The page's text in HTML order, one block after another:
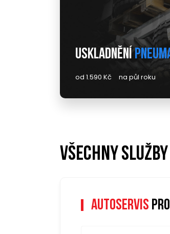
Uskladnění
od 1.590 Kč na půl roku
Všechny
Autoservis